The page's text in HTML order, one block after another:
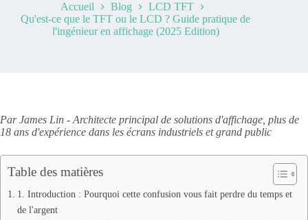
Accueil Blog
LCD TFT
Qu'est-ce que le TFT ou le LCD ? Guide pratique de
l'ingénieur en affichage (2025 Edition)
Par James Lin - Architecte principal de solutions d'affichage, plus de
18 ans d'expérience dans les écrans industriels et grand public
Table des matières
1. Introduction : Pourquoi cette confusion vous fait perdre du temps et
de l'argent